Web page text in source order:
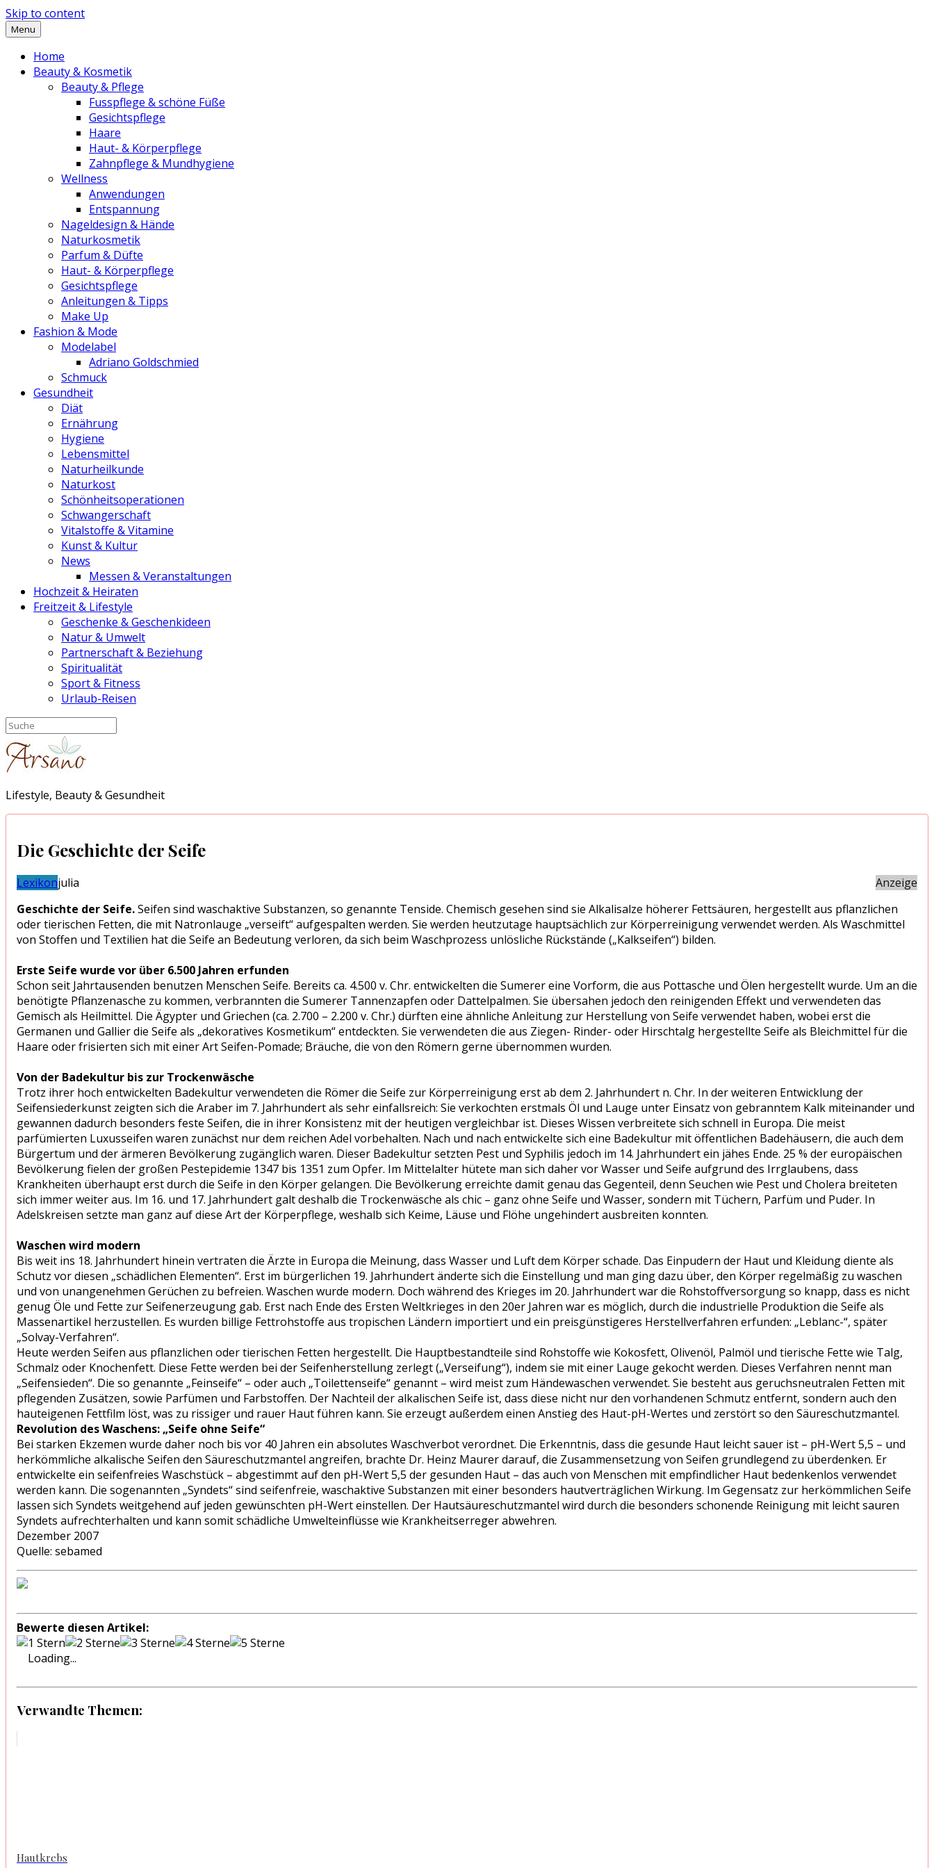
Skip to content
Menu
Home
Beauty & Kosmetik
Beauty & Pflege
Fusspflege & schöne Füße
Gesichtspflege
Haare
Haut- & Körperpflege
Zahnpflege & Mundhygiene
Wellness
Anwendungen
Entspannung
Nageldesign & Hände
Naturkosmetik
Parfum & Düfte
Haut- & Körperpflege
Gesichtspflege
Anleitungen & Tipps
Make Up
Fashion & Mode
Modelabel
Adriano Goldschmied
Schmuck
Gesundheit
Diät
Ernährung
Hygiene
Lebensmittel
Naturheilkunde
Naturkost
Schönheitsoperationen
Schwangerschaft
Vitalstoffe & Vitamine
Kunst & Kultur
News
Messen & Veranstaltungen
Hochzeit & Heiraten
Freitzeit & Lifestyle
Geschenke & Geschenkideen
Natur & Umwelt
Partnerschaft & Beziehung
Spiritualität
Sport & Fitness
Urlaub-Reisen
Lifestyle, Beauty & Gesundheit
Die Geschichte der Seife
Lexikonjulia
Anzeige
Geschichte der Seife.Seifen sind waschaktive Substanzen, so genannte Tenside. Chemisch gesehen sind sie Alkalisalze höherer Fettsäuren, hergestellt aus pflanzlichen
oder tierischen Fetten, die mit Natronlauge „verseift“ aufgespalten werden. Sie werden heutzutage hauptsächlich zur Körperreinigung verwendet werden. Als Waschmittel
von Stoffen und Textilien hat die Seife an Bedeutung verloren, da sich beim Waschprozess unlösliche Rückstände („Kalkseifen“) bilden.
Erste Seife wurde vor über 6.500 Jahren erfunden
Schon seit Jahrtausenden benutzen Menschen Seife. Bereits ca. 4.500 v. Chr. entwickelten die Sumerer eine Vorform, die aus Pottasche und Ölen hergestellt wurde. Um an die
benötigte Pflanzenasche zu kommen, verbrannten die Sumerer Tannenzapfen oder Dattelpalmen. Sie übersahen jedoch den reinigenden Effekt und verwendeten das
Gemisch als Heilmittel. Die Ägypter und Griechen (ca. 2.700 – 2.200 v. Chr.) dürften eine ähnliche Anleitung zur Herstellung von Seife verwendet haben, wobei erst die
Germanen und Gallier die Seife als „dekoratives Kosmetikum“ entdeckten. Sie verwendeten die aus Ziegen- Rinder- oder Hirschtalg hergestellte Seife als Bleichmittel für die
Haare oder frisierten sich mit einer Art Seifen-Pomade; Bräuche, die von den Römern gerne übernommen wurden.
Von der Badekultur bis zur Trockenwäsche
Trotz ihrer hoch entwickelten Badekultur verwendeten die Römer die Seife zur Körperreinigung erst ab dem 2. Jahrhundert n. Chr. In der weiteren Entwicklung der
Seifensiederkunst zeigten sich die Araber im 7. Jahrhundert als sehr einfallsreich: Sie verkochten erstmals Öl und Lauge unter Einsatz von gebranntem Kalk miteinander und
gewannen dadurch besonders feste Seifen, die in ihrer Konsistenz mit der heutigen vergleichbar ist. Dieses Wissen verbreitete sich schnell in Europa. Die meist
parfümierten Luxusseifen waren zunächst nur dem reichen Adel vorbehalten. Nach und nach entwickelte sich eine Badekultur mit öffentlichen Badehäusern, die auch dem
Bürgertum und der ärmeren Bevölkerung zugänglich waren. Dieser Badekultur setzten Pest und Syphilis jedoch im 14. Jahrhundert ein jähes Ende. 25 % der europäischen
Bevölkerung fielen der großen Pestepidemie 1347 bis 1351 zum Opfer. Im Mittelalter hütete man sich daher vor Wasser und Seife aufgrund des Irrglaubens, dass
Krankheiten überhaupt erst durch die Seife in den Körper gelangen. Die Bevölkerung erreichte damit genau das Gegenteil, denn Seuchen wie Pest und Cholera breiteten
sich immer weiter aus. Im 16. und 17. Jahrhundert galt deshalb die Trockenwäsche als chic – ganz ohne Seife und Wasser, sondern mit Tüchern, Parfüm und Puder. In
Adelskreisen setzte man ganz auf diese Art der Körperpflege, weshalb sich Keime, Läuse und Flöhe ungehindert ausbreiten konnten.
Waschen wird modern
Bis weit ins 18. Jahrhundert hinein vertraten die Ärzte in Europa die Meinung, dass Wasser und Luft dem Körper schade. Das Einpudern der Haut und Kleidung diente als
Schutz vor diesen „schädlichen Elementen“. Erst im bürgerlichen 19. Jahrhundert änderte sich die Einstellung und man ging dazu über, den Körper regelmäßig zu waschen
und von unangenehmen Gerüchen zu befreien. Waschen wurde modern. Doch während des Krieges im 20. Jahrhundert war die Rohstoffversorgung so knapp, dass es nicht
genug Öle und Fette zur Seifenerzeugung gab. Erst nach Ende des Ersten Weltkrieges in den 20er Jahren war es möglich, durch die industrielle Produktion die Seife als
Massenartikel herzustellen. Es wurden billige Fettrohstoffe aus tropischen Ländern importiert und ein preisgünstigeres Herstellverfahren erfunden: „Leblanc-“, später
„Solvay-Verfahren“.
Heute werden Seifen aus pflanzlichen oder tierischen Fetten hergestellt. Die Hauptbestandteile sind Rohstoffe wie Kokosfett, Olivenöl, Palmöl und tierische Fette wie Talg,
Schmalz oder Knochenfett. Diese Fette werden bei der Seifenherstellung zerlegt („Verseifung“), indem sie mit einer Lauge gekocht werden. Dieses Verfahren nennt man
„Seifensieden“. Die so genannte „Feinseife“ – oder auch „Toilettenseife“ genannt – wird meist zum Händewaschen verwendet. Sie besteht aus geruchsneutralen Fetten mit
pflegenden Zusätzen, sowie Parfümen und Farbstoffen. Der Nachteil der alkalischen Seife ist, dass diese nicht nur den vorhandenen Schmutz entfernt, sondern auch den
hauteigenen Fettfilm löst, was zu rissiger und rauer Haut führen kann. Sie erzeugt außerdem einen Anstieg des Haut-pH-Wertes und zerstört so den Säureschutzmantel.
Revolution des Waschens: „Seife ohne Seife“
Bei starken Ekzemen wurde daher noch bis vor 40 Jahren ein absolutes Waschverbot verordnet. Die Erkenntnis, dass die gesunde Haut leicht sauer ist – pH-Wert 5,5 – und
herkömmliche alkalische Seifen den Säureschutzmantel angreifen, brachte Dr. Heinz Maurer darauf, die Zusammensetzung von Seifen grundlegend zu überdenken. Er
entwickelte ein seifenfreies Waschstück – abgestimmt auf den pH-Wert 5,5 der gesunden Haut – das auch von Menschen mit empfindlicher Haut bedenkenlos verwendet
werden kann. Die sogenannten „Syndets“ sind seifenfreie, waschaktive Substanzen mit einer besonders hautverträglichen Wirkung. Im Gegensatz zur herkömmlichen Seife
lassen sich Syndets weitgehend auf jeden gewünschten pH-Wert einstellen. Der Hautsäureschutzmantel wird durch die besonders schonende Reinigung mit leicht sauren
Syndets aufrechterhalten und kann somit schädliche Umwelteinflüsse wie Krankheitserreger abwehren.
Dezember 2007
Quelle: sebamed
Bewerte diesen Artikel:
Loading...
Verwandte Themen:
Hautkrebs